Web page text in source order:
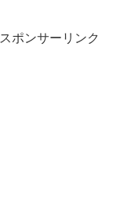
スポンサーリンク